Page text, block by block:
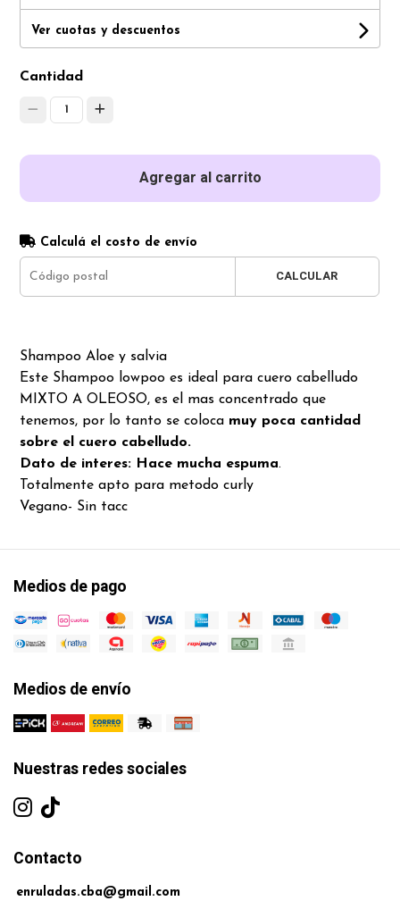
Ver cuotas y descuentos
Cantidad
1
Agregar al carrito
Calculá el costo de envío
CALCULAR
Shampoo Aloe y salvia
Este Shampoo lowpoo es ideal para cuero cabelludo
MIXTO A OLEOSO, es el mas concentrado que
tenemos, por lo tanto se coloca muy poca cantidad
sobre el cuero cabelludo.
Dato de interes: Hace mucha espuma.
Totalmente apto para metodo curly
Vegano- Sin tacc
Medios de pago
Medios de envío
Nuestras redes sociales
Contacto
enruladas.cba@gmail.com